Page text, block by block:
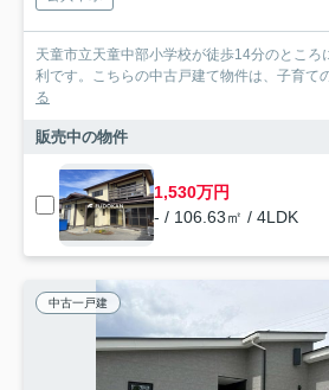
天童市立天童中部小学校が徒歩14分のところ
利です。こちらの中古戸建て物件は、子育て
る
販売中の物件
1,530万円
- / 106.63㎡ / 4LDK
中古一戸建